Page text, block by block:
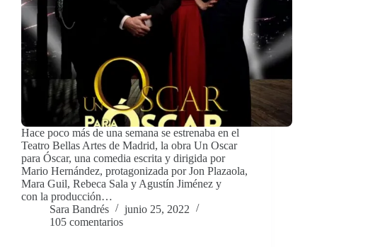
Hace poco más de una semana se estrenaba en el
Teatro Bellas Artes de Madrid, la obra Un Oscar
para Óscar, una comedia escrita y dirigida por
Mario Hernández, protagonizada por Jon Plazaola,
Mara Guil, Rebeca Sala y Agustín Jiménez y
con la producción…
Sara Bandrés
junio 25, 2022
105 comentarios